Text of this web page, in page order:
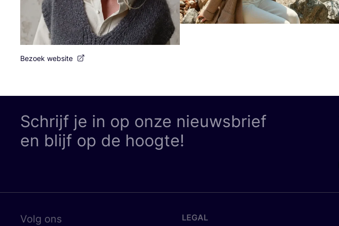
Bezoek website
Schrijf je in op onze nieuwsbrief
en blijf op de hoogte!
Volg ons LEGAL